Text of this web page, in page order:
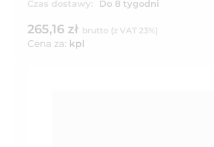
Czas dostawy: Do 8 tygodni
265,16 zł brutto (z VAT 23%)
Cena za: kpl